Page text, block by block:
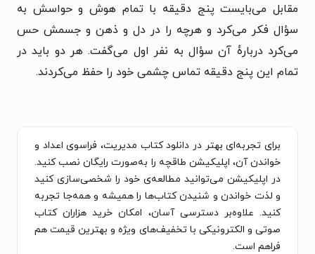
مقابل می‌بایست پنج دقیقه با تمام هوش و حواسش به
سؤال فکر می‌کرد و هرچه را در دل و ذهن و جسمش حس
می‌کرد دربارهٔ آن سؤال به نفر اول می‌گفت. هر دو باید در
تمام این پنج دقیقه تماس چشمی خود را حفظ می‌کردند.
برای تجربه‌ای بهتر در دانلود کتاب مدیریت، فراسوی اعداد و
خواندن آن، اپلیکیشن طاقچه را به‌صورت رایگان نصب کنید.
در اپلیکیشن می‌توانید مطالعه‌ی خود را شخصی‌سازی کنید
و لذت خواندن و شنیدن کتاب‌ها را همیشه و همه‌جا تجربه
کنید. علاوه‌بر دسترسی آسان، امکان خرید هزاران کتاب
صوتی و الکترونیکی با تخفیف‌های ویژه و بهترین قیمت هم
فراهم است.